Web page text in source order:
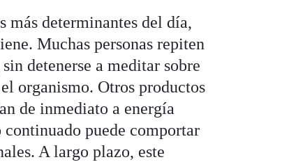
más determinantes del día,
Muchas personas repiten
detenerse a meditar sobre
organismo. Otros productos
de inmediato a energía
puede comportar
A largo plazo, este